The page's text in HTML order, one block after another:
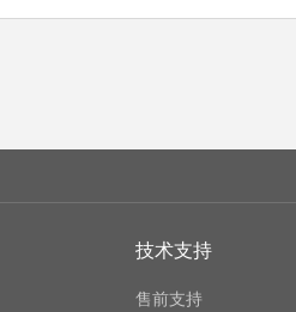
技术支持
售前支持